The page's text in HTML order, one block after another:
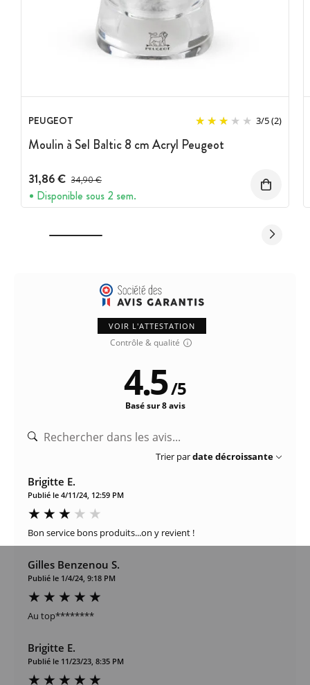
PEUGEOT 3/5(2)
Moulin à Sel Baltic 8 cm Acryl Peugeot
31,86 € Prix avant réduction :
34,90 €
Disponible sous 2 sem.
VOIR L'ATTESTATION
Contrôle & qualité
4.5/5
Basé sur 8 avis
Trier pardate décroissante
Brigitte E.
Publié le 4/11/24, 12:59 PM
Bon service bons produits...on y revient !
Gilles Benzenou S.
Publié le 1/4/24, 9:18 PM
Au top********
Brigitte E.
Publié le 11/23/23, 8:35 PM